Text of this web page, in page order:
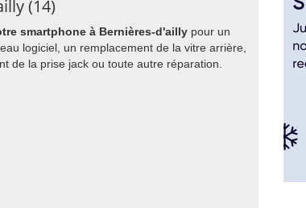
(14)
smartphone à Bernières-d'ailly pour un
logiciel, un remplacement de la vitre arrière,
de la prise jack ou toute autre réparation.